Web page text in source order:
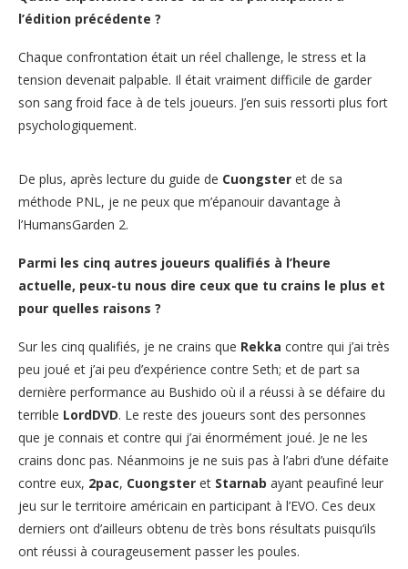
l’édition précédente ?
Chaque confrontation était un réel challenge, le stress et la
tension devenait palpable. Il était vraiment difficile de garder
son sang froid face à de tels joueurs. J’en suis ressorti plus fort
psychologiquement.
De plus, après lecture du guide de Cuongster et de sa
méthode PNL, je ne peux que m’épanouir davantage à
l’HumansGarden 2.
Parmi les cinq autres joueurs qualifiés à l’heure
actuelle, peux-tu nous dire ceux que tu crains le plus et
pour quelles raisons ?
Sur les cinq qualifiés, je ne crains que Rekka contre qui j’ai très
peu joué et j’ai peu d’expérience contre Seth; et de part sa
dernière performance au Bushido où il a réussi à se défaire du
terrible LordDVD. Le reste des joueurs sont des personnes
que je connais et contre qui j’ai énormément joué. Je ne les
crains donc pas. Néanmoins je ne suis pas à l’abri d’une défaite
contre eux, 2pac, Cuongster et Starnab ayant peaufiné leur
jeu sur le territoire américain en participant à l’EVO. Ces deux
derniers ont d’ailleurs obtenu de très bons résultats puisqu’ils
ont réussi à courageusement passer les poules.